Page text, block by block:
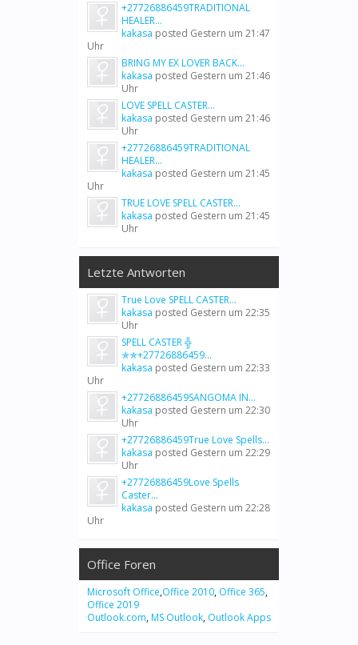
+27726886459TRADITIONAL
HEALER...
kakasa posted Gestern um 21:47
Uhr
BRING MY EX LOVER BACK...
kakasa posted Gestern um 21:46
Uhr
LOVE SPELL CASTER...
kakasa posted Gestern um 21:46
Uhr
+27726886459TRADITIONAL
HEALER...
kakasa posted Gestern um 21:45
Uhr
TRUE LOVE SPELL CASTER...
kakasa posted Gestern um 21:45
Uhr
Letzte Antworten
True Love SPELL CASTER...
kakasa posted Gestern um 22:35
Uhr
SPELL CASTER ╬
✯✯+27726886459...
kakasa posted Gestern um 22:33
Uhr
+27726886459SANGOMA IN...
kakasa posted Gestern um 22:30
Uhr
+27726886459True Love Spells...
kakasa posted Gestern um 22:29
Uhr
+27726886459Love Spells
Caster...
kakasa posted Gestern um 22:28
Uhr
Office Foren
Microsoft Office,Office 2010, Office 365,
Office 2019
Outlook.com, MS Outlook, Outlook Apps